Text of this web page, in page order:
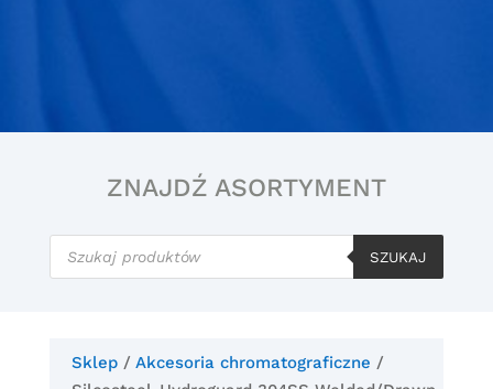
ZNAJDŹ ASORTYMENT
Wyszukiwarka
produktów
SZUKAJ
Sklep/ Akcesoria chromatograficzne /